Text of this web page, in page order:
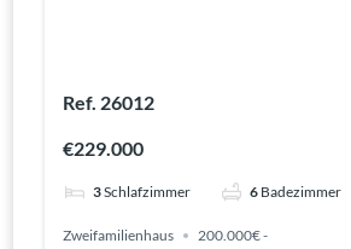
Ref. 26012
€229.000
3Schlafzimmer 6 Badezimmer
Zweifamilienhaus 200.000€ -